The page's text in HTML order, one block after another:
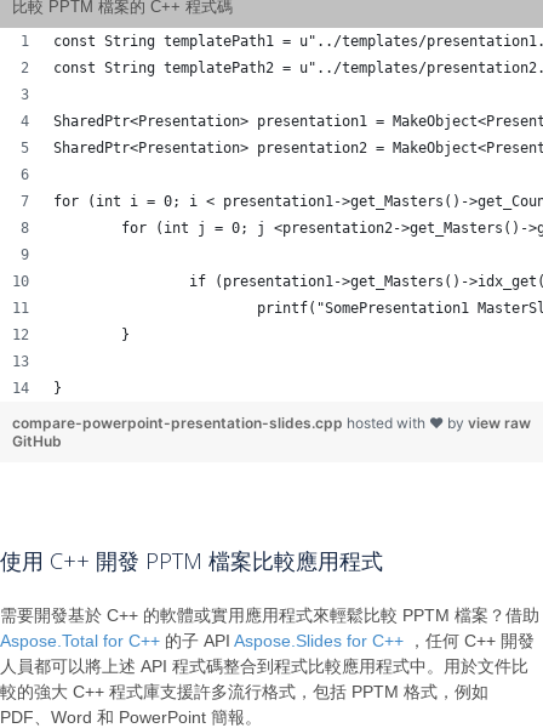
比較 PPTM 檔案的 C++ 程式碼
const String templatePath1 = u"../templates/
const String templatePath2 = u"../templates/
SharedPtr<Presentation> presentation1 =
SharedPtr<Presentation> presentation2 =
for (int i = 0; i < presentation1->get_Masters()-
for (int j = 0; j <presentation2->get_Masters()-
if (presentation1->get_Masters()-
printf("SomePresentation1
	}
}
view raw
compare-powerpoint-presentation-slides.cpp hosted with ❤ by
GitHub
使用 C++ 開發 PPTM 檔案比較應用程式
需要開發基於 C++ 的軟體或實用應用程式來輕鬆比較 PPTM 檔案？借助
Aspose.Total for C++ 的子 API Aspose.Slides for C++ ，任何 C++ 開發
人員都可以將上述 API 程式碼整合到程式比較應用程式中。用於文件比
較的強大 C++ 程式庫支援許多流行格式，包括 PPTM 格式，例如
PDF、Word 和 PowerPoint 簡報。